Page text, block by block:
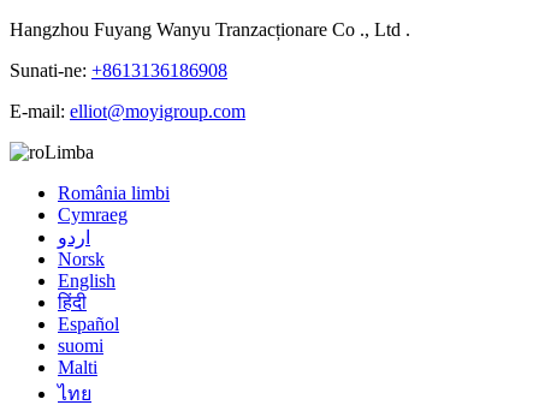
Hangzhou Fuyang Wanyu Tranzacționare Co ., Ltd .
Sunati-ne: +8613136186908
E-mail: elliot@moyigroup.com
Limba
România limbi
Cymraeg
اردو
Norsk
English
हिंदी
Español
suomi
Malti
ไทย